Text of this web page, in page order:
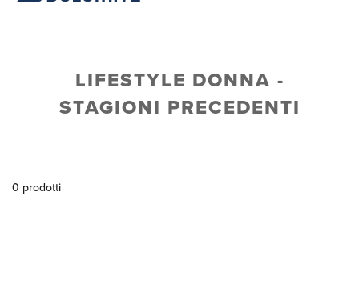
LIFESTYLE DONNA -
STAGIONI PRECEDENTI
0 prodotti